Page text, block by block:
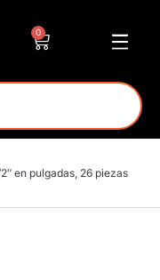
0
en pulgadas, 26 piezas